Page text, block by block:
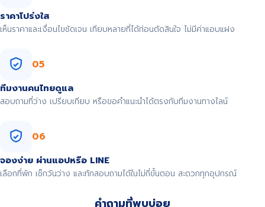
ราคาโปร่งใส
เห็นราคาและเงื่อนไขชัดเจน เทียบหลายที่ได้ก่อนตัดสินใจ ไม่มีค่าแอบแฝง
05
ทีมงานคนไทยดูแล
สอบถามที่ว่าง เปรียบเทียบ หรือขอคำแนะนำได้ตรงกับทีมงานทางไลน์
06
จองง่าย ผ่านแอปหรือ LINE
เลือกที่พัก เช็กวันว่าง และทักสอบถามได้ในไม่กี่ขั้นตอน สะดวกทุกอุปกรณ์
คำถามที่พบบ่อย